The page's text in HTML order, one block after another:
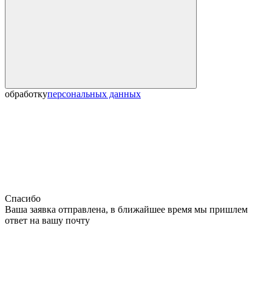
обработкуперсональных данных
Спасибо
Ваша заявка отправлена, в ближайшее время мы пришлем
ответ на вашу почту